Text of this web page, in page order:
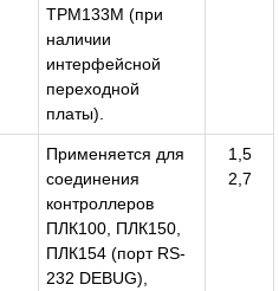
ТРМ133М (при
наличии
интерфейсной
переходной
платы).
Применяется для
соединения
контроллеров
ПЛК100, ПЛК150,
ПЛК154 (порт RS-
232 DEBUG),
1,5
2,7